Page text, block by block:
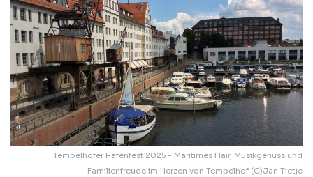
Tempelhofer Hafenfest 2025 - Maritimes Flair, Musikgenuss und
Familienfreude im Herzen von Tempelhof (C)Jan Tietje